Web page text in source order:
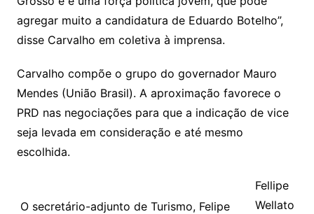
agregar muito a candidatura de Eduardo Botelho”,
disse Carvalho em coletiva à imprensa.
Carvalho compõe o grupo do governador Mauro
Mendes (União Brasil). A aproximação favorece o
PRD nas negociações para que a indicação de vice
seja levada em consideração e até mesmo
escolhida.
O secretário-adjunto de Turismo, Felipe
Fellipe
Wellato